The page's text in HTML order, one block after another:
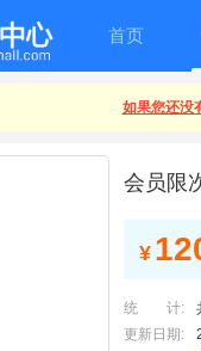
首页
如果您还没
会员限
¥
统 计:
更新日期: